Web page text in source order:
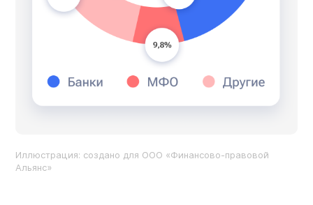
Иллюстрация: создано для ООО «Финансово-правовой
Альянс»